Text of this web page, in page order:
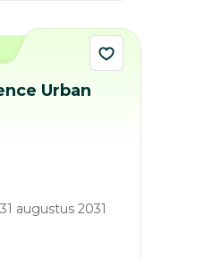
Urban
augustus 2031